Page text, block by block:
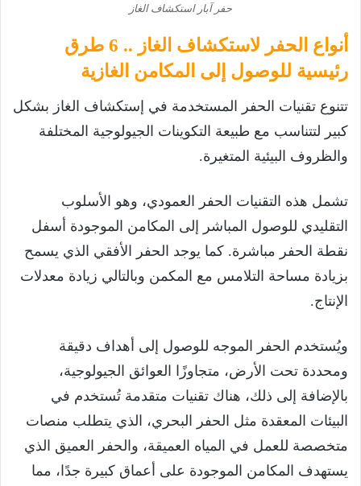
حفر آبار استكشاف الغاز
أنواع الحفر لاستكشاف الغاز .. 6 طرق
رئيسية للوصول إلى المكامن الغازية
تتنوع تقنيات الحفر المستخدمة في إستكشاف الغاز بشكل
كبير لتتناسب مع طبيعة التكوينات الجيولوجية المختلفة
والظروف البيئية المتغيرة.
تشمل هذه التقنيات الحفر العمودي، وهو الأسلوب
التقليدي للوصول المباشر إلى المكامن الموجودة أسفل
نقطة الحفر مباشرة. كما يوجد الحفر الأفقي الذي يسمح
بزيادة مساحة التلامس مع المكمن وبالتالي زيادة معدلات
الإنتاج.
ويُستخدم الحفر الموجه للوصول إلى أهداف دقيقة
ومحددة تحت الأرض، متجاوزًا العوائق الجيولوجية،
بالإضافة إلى ذلك، هناك تقنيات متقدمة تُستخدم في
البيئات المعقدة مثل الحفر البحري، الذي يتطلب منصات
متخصصة للعمل في المياه العميقة، والحفر العميق الذي
يستهدف المكامن الموجودة على أعماق كبيرة جدًا، مما